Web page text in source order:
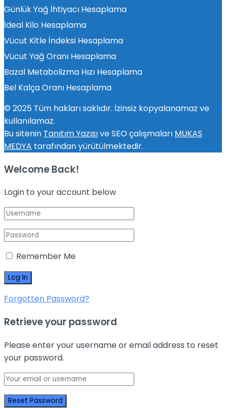
Günlük Yağ İhtiyacı Hesaplama
İdeal Kilo Hesaplama
Vücut Kitle İndeksi Hesaplama
Vücut Yağ Oranı Hesaplama
Bazal Metabolizma Hızı Hesaplama
Bel Kalça Oranı Hesaplama
© 2025 Tüm hakları saklıdır. İzinsiz kopyalanamaz ve
kullanılamaz.
Bu sitenin Tanıtım Yazısıve SEO çalışmaları MUKAS
MEDYA tarafından yürütülmektedir.
Welcome Back!
Login to your account below
Remember Me
Forgotten Password?
Retrieve your password
Please enter your username or email address to reset
your password.